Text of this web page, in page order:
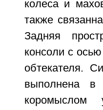
колеса и
также
Задняя
консоли с
обтекателя.
выполнена
коромыслом